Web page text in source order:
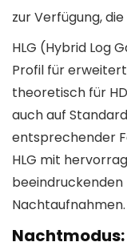
zur Verfügung,
HLG (Hybrid Log
Profil für
theoretisch für
auch auf
entsprechender
HLG mit
beeindruckenden
Nachtaufnahmen.